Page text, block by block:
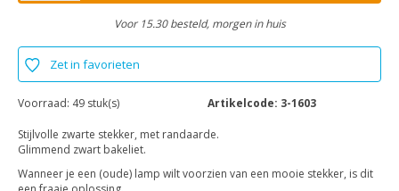
Voor 15.30 besteld, morgen in huis
Zet in favorieten
Voorraad: 49 stuk(s) Artikelcode: 3-1603
Stijlvolle zwarte stekker, met randaarde.
Glimmend zwart bakeliet.
Wanneer je een (oude) lamp wilt voorzien van een mooie stekker, is dit